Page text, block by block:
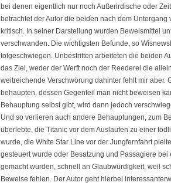
bei denen eigentlich nur noch Außerirdische oder
betrachtet der Autor die beiden nach dem
kritisch. In seiner Darstellung wurden Beweismittel
verschwanden. Die wichtigsten Befunde, so
totgeschwiegen. Unbestritten arbeiteten die beiden
das Ziel, weder der Werft noch der Reederei die
weitreichende Verschwörung dahinter fehlt mir aber.
behaupten, dessen Gegenteil man nicht beweisen
Behauptung selbst gibt, wird dann jedoch
Und so verlieren auch andere Behauptungen, zum
überlebte, die Titanic vor dem Auslaufen zu einer
wurde, die White Star Line vor der Jungfernfahrt
gesteuert wurde oder Besatzung und Passagiere
gemacht wurden, schnell an Glaubwürdigkeit, weil
Beweise fehlen. Der Autor geht hierbei